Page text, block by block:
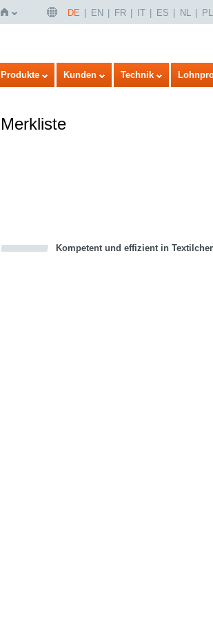
Startseite
DE EN FR IT ES NL PL
Produkte Kunden Technik
Merkliste
Kompetent und effizient in